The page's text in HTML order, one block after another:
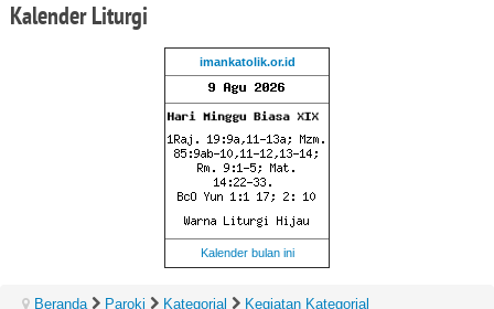
KalenderLiturgi
imankatolik.or.id
Kalender bulan ini
Beranda Paroki Kategorial
Kegiatan Kategorial